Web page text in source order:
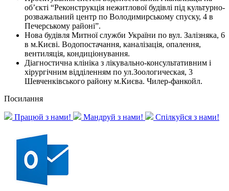
об’єкті “Реконструкція нежитлової будівлі під культурно-
розважальний центр по Володимирському спуску, 4 в
Печерському районі”.
Нова будівля Митної служби України по вул. Залізняка, 6
в м.Києві. Водопостачання, каналізація, опалення,
вентиляція, кондиціонування.
Діагностична клініка з лікувально-консультативним і
хірургічним відділенням по ул.Зоологическая, 3
Шевченківського району м.Києва. Чилер-фанкойл.
Посилання
Працюй з нами! Мандруй з нами! Спілкуйся з нами!